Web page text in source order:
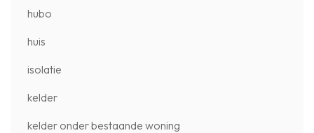
hubo
huis
isolatie
kelder
kelder onder bestaande woning